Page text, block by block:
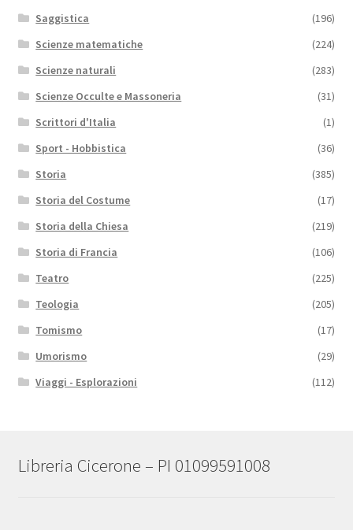
Saggistica
(196)
Scienze matematiche
(224)
Scienze naturali
(283)
Scienze Occulte e Massoneria
(31)
Scrittori d'Italia
(1)
Sport - Hobbistica
(36)
Storia
(385)
Storia del Costume
(17)
Storia della Chiesa
(219)
Storia di Francia
(106)
Teatro
(225)
Teologia
(205)
Tomismo
(17)
Umorismo
(29)
Viaggi - Esplorazioni
(112)
Libreria Cicerone – PI 01099591008